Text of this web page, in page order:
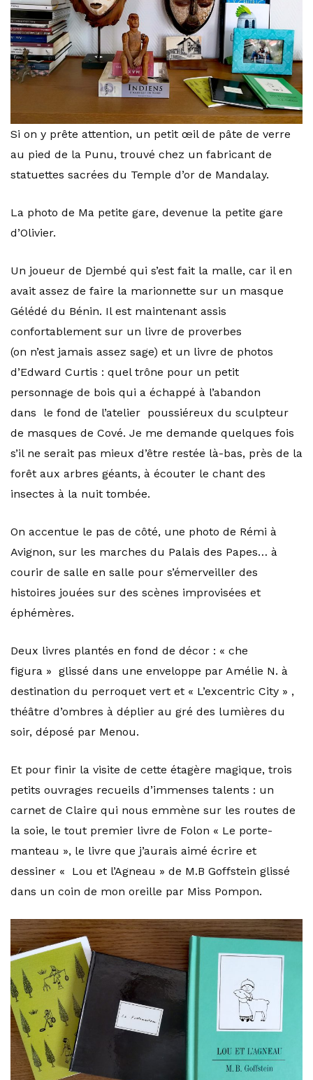
Si on y prête attention, un petit œil de pâte de verre
au pied de la Punu, trouvé chez un fabricant de
statuettes sacrées du Temple d’or de Mandalay.
La photo de Ma petite gare, devenue la petite gare
d’Olivier.
Un joueur de Djembé qui s’est fait la malle, car il en
avait assez de faire la marionnette sur un masque
Gélédé du Bénin. Il est maintenant assis
confortablement sur un livre de proverbes
(on n’est jamais assez sage) et un livre de photos
d’Edward Curtis : quel trône pour un petit
personnage de bois qui a échappé à l’abandon
dans le fond de l’atelier poussiéreux du sculpteur
de masques de Cové. Je me demande quelques fois
s’il ne serait pas mieux d’être restée là-bas, près de la
forêt aux arbres géants, à écouter le chant des
insectes à la nuit tombée.
On accentue le pas de côté, une photo de Rémi à
Avignon, sur les marches du Palais des Papes… à
courir de salle en salle pour s’émerveiller des
histoires jouées sur des scènes improvisées et
éphémères.
Deux livres plantés en fond de décor : « che
figura » glissé dans une enveloppe par Amélie N. à
destination du perroquet vert et « L’excentric City » ,
théâtre d’ombres à déplier au gré des lumières du
soir, déposé par Menou.
Et pour finir la visite de cette étagère magique, trois
petits ouvrages recueils d’immenses talents : un
carnet de Claire qui nous emmène sur les routes de
la soie, le tout premier livre de Folon « Le porte-
manteau », le livre que j’aurais aimé écrire et
dessiner « Lou et l’Agneau » de M.B Goffstein glissé
dans un coin de mon oreille par Miss Pompon.